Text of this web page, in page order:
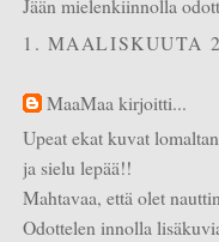
Jään mielenkiinnolla
1. MAALISKUUTA
MaaMaakirjoitti...
Upeat ekat kuvat
ja sielu lepää!!
Mahtavaa, että olet
Odottelen innolla